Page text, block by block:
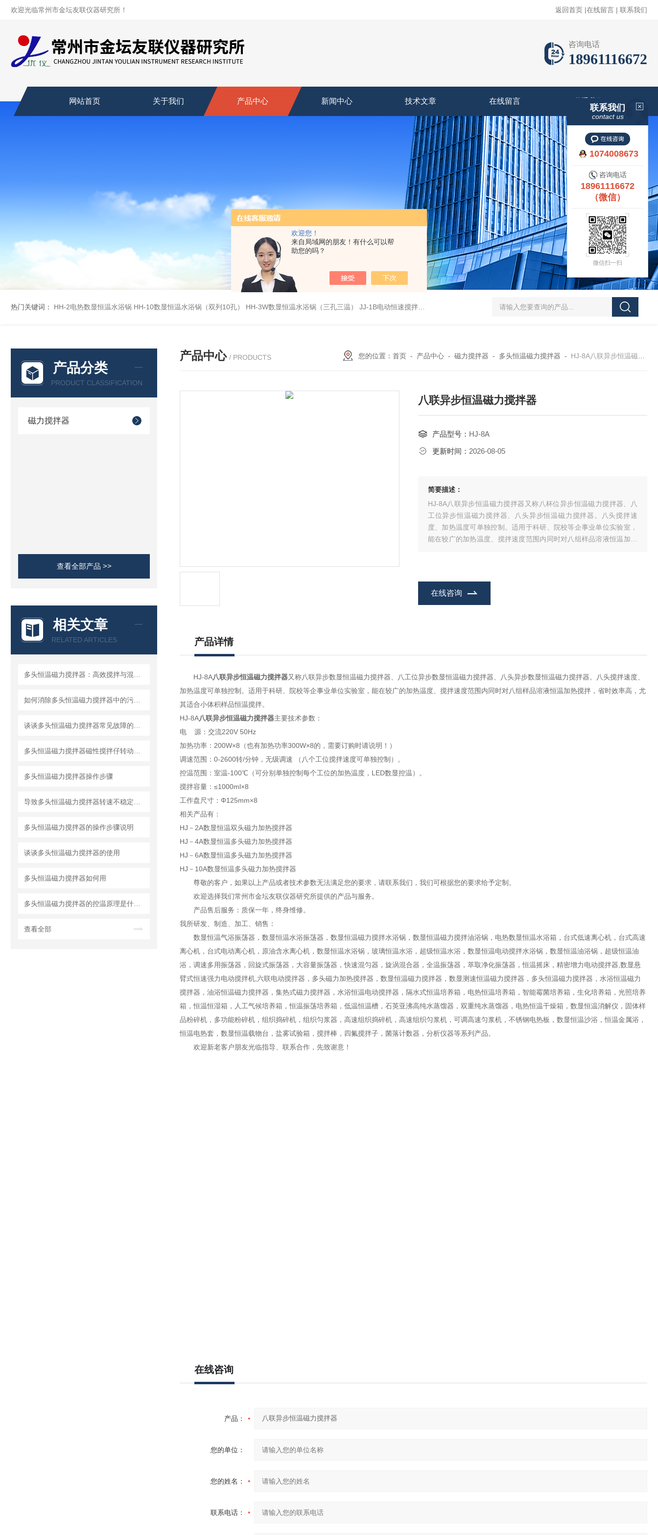
欢迎您！
来自局域网的朋友！有什么可以帮
助您的吗？
欢迎光临常州市金坛友联仪器研究所！ 返回首页 |在线留言 | 联系我们
咨询电话
18961116672
网站首页 关于我们 产品中心 新闻中心 技术文章 在线留言 联系我们
热门关键词： HH-2电热数显恒温水浴锅 HH-10数显恒温水浴锅（双列10孔） HH-3W数显恒温水浴锅（三孔三温） JJ-1B电动恒速搅拌器 SHZ-D（Ⅲ）循环水式多用真空泵厂家价格 XK97-A菌落计数器生产厂家
产品分类
PRODUCT CLASSIFICATION
磁力搅拌器
查看全部产品 >>
相关文章
RELATED ARTICLES
多头恒温磁力搅拌器操作步骤
多头恒温磁力搅拌器的操作步骤说明
谈谈多头恒温磁力搅拌器的使用
多头恒温磁力搅拌器如何用
查看全部
产品中心 / PRODUCTS 您的位置： 首页- 产品中心- 磁力搅拌器 - 多头恒温磁力搅拌器 - HJ-8A八联异步恒温磁力搅拌器
八联异步恒温磁力搅拌器
产品型号： HJ-8A
更新时间： 2026-08-05
简要描述：
HJ-8A八联异步恒温磁力搅拌器又称八杯位异步恒温磁力搅拌器、八
工位异步恒温磁力搅拌器、八头异步恒温磁力搅拌器。八头搅拌速
度、加热温度可单独控制。适用于科研、院校等企事业单位实验室，
能在较广的加热温度、搅拌速度范围内同时对八组样品溶液恒温加热
在线咨询
产品详情
HJ-8A八联异步恒温磁力搅拌器又称八联异步数显恒温磁力搅拌器、八工位异步数显恒温磁力搅拌器、八头异步数显恒温磁力搅拌器。八头搅拌速度、
加热温度可单独控制。适用于科研、院校等企事业单位实验室，能在较广的加热温度、搅拌速度范围内同时对八组样品溶液恒温加热搅拌，省时效率高，尤
其适合小体积样品恒温搅拌。
HJ-8A八联异步恒温磁力搅拌器主要技术参数：
电 源：交流220V 50Hz
加热功率：200W×8（也有加热功率300W×8的，需要订购时请说明！）
调速范围：0-2600转/分钟，无级调速 （八个工位搅拌速度可单独控制）。
控温范围：室温-100℃（可分别单独控制每个工位的加热温度，LED数显控温）。
搅拌容量：≤1000ml×8
工作盘尺寸：Φ125mm×8
相关产品有：
HJ－2A数显恒温双头磁力加热搅拌器
HJ－4A数显恒温多头磁力加热搅拌器
HJ－6A数显恒温多头磁力加热搅拌器
HJ－10A数显恒温多头磁力加热搅拌器
尊敬的客户，如果以上产品或者技术参数无法满足您的要求，请联系我们，我们可根据您的要求给予定制。
欢迎选择我们常州市金坛友联仪器研究所提供的产品与服务。
产品售后服务：质保一年，终身维修。
我所研发、制造、加工、销售：
数显恒温气浴振荡器，数显恒温水浴振荡器，数显恒温磁力搅拌水浴锅，数显恒温磁力搅拌油浴锅，电热数显恒温水浴箱，台式低速离心机，台式高速
离心机，台式电动离心机，原油含水离心机，数显恒温水浴锅，玻璃恒温水浴，超级恒温水浴，数显恒温电动搅拌水浴锅，数显恒温油浴锅，超级恒温油
浴，调速多用振荡器，回旋式振荡器，大容量振荡器，快速混匀器，旋涡混合器，全温振荡器，萃取净化振荡器，恒温摇床，精密增力电动搅拌器,数显悬
臂式恒速强力电动搅拌机,六联电动搅拌器，多头磁力加热搅拌器，数显恒温磁力搅拌器，数显测速恒温磁力搅拌器，多头恒温磁力搅拌器，水浴恒温磁力
搅拌器，油浴恒温磁力搅拌器，集热式磁力搅拌器，水浴恒温电动搅拌器，隔水式恒温培养箱，电热恒温培养箱，智能霉菌培养箱，生化培养箱，光照培养
箱，恒温恒湿箱，人工气候培养箱，恒温振荡培养箱，低温恒温槽，石英亚沸高纯水蒸馏器，双重纯水蒸馏器，电热恒温干燥箱，数显恒温消解仪，固体样
品粉碎机，多功能粉碎机，组织捣碎机，组织匀浆器，高速组织捣碎机，高速组织匀浆机，可调高速匀浆机，不锈钢电热板，数显恒温沙浴，恒温金属浴，
恒温电热套，数显恒温载物台，盐雾试验箱，搅拌棒，四氟搅拌子，菌落计数器，分析仪器等系列产品。
欢迎新老客户朋友光临指导、联系合作，先致谢意！
在线咨询
产品：
您的单位：
您的姓名：
联系电话：
联系我们
contact us
1074008673
咨询电话
18961116672
（微信）
微信扫一扫